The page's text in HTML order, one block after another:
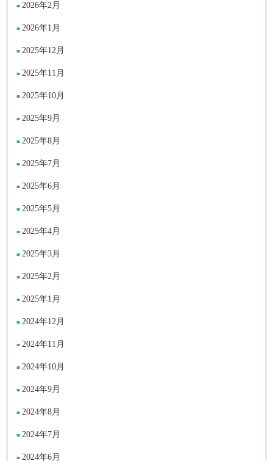
2026年2月
2026年1月
2025年12月
2025年11月
2025年10月
2025年9月
2025年8月
2025年7月
2025年6月
2025年5月
2025年4月
2025年3月
2025年2月
2025年1月
2024年12月
2024年11月
2024年10月
2024年9月
2024年8月
2024年7月
2024年6月